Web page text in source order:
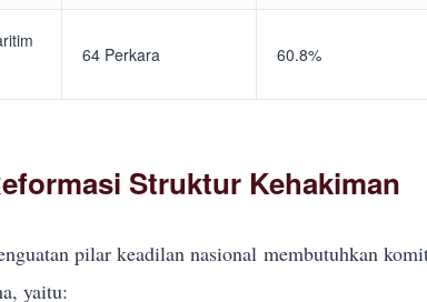
64 Perkara 60.8%
Struktur Kehakiman
pilar keadilan nasional membutuhkan
yaitu: